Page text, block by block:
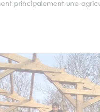
principalement une